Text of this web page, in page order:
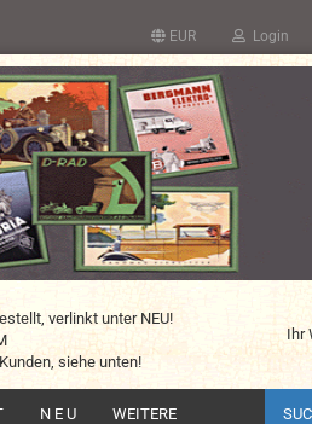
EUR Login
verlinkt unter NEU!
siehe unten!
Ihr
N E U WEITERE